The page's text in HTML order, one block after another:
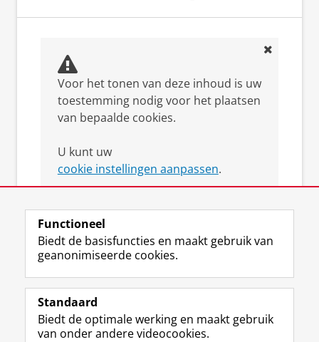
Voor het tonen van deze inhoud is uw
toestemming nodig voor het plaatsen
van bepaalde cookies.
U kunt uw
cookie instellingen aanpassen.
Volg de RUG
F
a
e
b
L
i
k
e
R
S
-
f
I
n
t
Y
o
T
Studiekiezers
Functioneel
Biedt de basisfuncties en maakt gebruik van
geanonimiseerde cookies.
Standaard
Biedt de optimale werking en maakt gebruik
van onder andere videocookies.